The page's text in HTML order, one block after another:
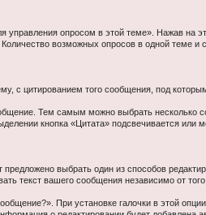
опросом в этой теме». Нажав на
возможных опросов в одной теме и
с цитированием того сообщения, под
Тем самым можно выбрать
кнопка «Цитата» подсвечивается или
выбрать один из способов
текст вашего сообщения независимо от
При установке галочки в этой